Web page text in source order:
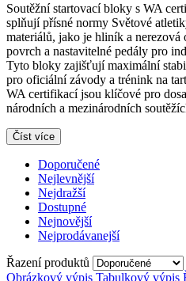
Soutěžní startovací bloky s WA
splňují přísné normy Světové
materiálů, jako je hliník a
povrch a nastavitelné pedály pro
Tyto bloky zajišťují maximální
pro oficiální závody a trénink na
WA certifikací jsou klíčové pro
národních a mezinárodních
Číst více
Doporučené
Nejlevnější
Nejdražší
Dostupné
Nejnovější
Nejprodávanejší
Řazení produktů
Obrázkový výpis Tabulkový výpis